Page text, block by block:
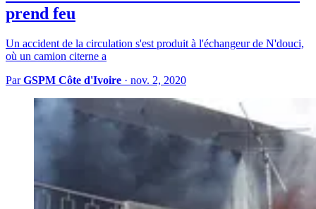
prend feu
Un accident de la circulation s'est produit à l'échangeur de N'douci,
où un camion citerne a
ParGSPM Côte d'Ivoire · nov. 2, 2020